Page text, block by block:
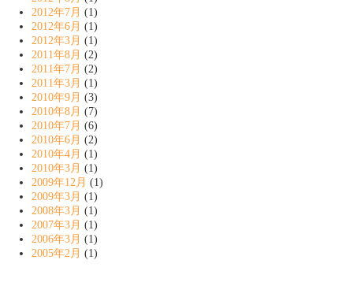
2012年7月 (1)
2012年6月 (1)
2012年3月 (1)
2011年8月 (2)
2011年7月 (2)
2011年3月 (1)
2010年9月 (3)
2010年8月 (7)
2010年7月 (6)
2010年6月 (2)
2010年4月 (1)
2010年3月 (1)
2009年12月 (1)
2009年3月 (1)
2008年3月 (1)
2007年3月 (1)
2006年3月 (1)
2005年2月 (1)